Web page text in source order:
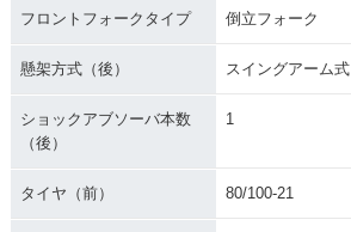
フロントフォークタイプ 倒立フォーク
懸架方式（後） スイングアーム式
ショックアブソーバ本数
（後）
1
タイヤ（前） 80/100-21